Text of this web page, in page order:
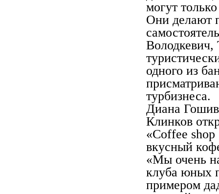
могут
Они делают
Володкевич,
одного из
турбизнеса.
Диана
Клинков
«Coffee shop
вкусный
«Мы очень
клуба юных
примером